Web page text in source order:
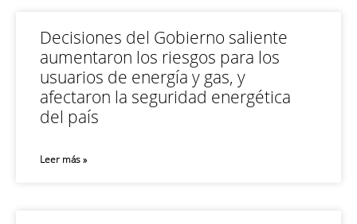
Decisiones del Gobierno saliente
aumentaron los riesgos para los
usuarios de energía y gas, y
afectaron la seguridad energética
del país
Leer más »